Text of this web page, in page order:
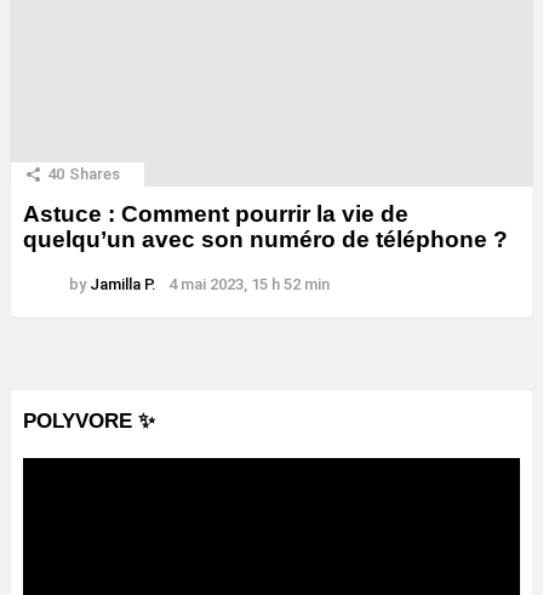
40 Shares
Astuce : Comment pourrir la vie de
quelqu’un avec son numéro de téléphone ?
by Jamilla P. 4 mai 2023, 15 h 52 min
POLYVORE ✨